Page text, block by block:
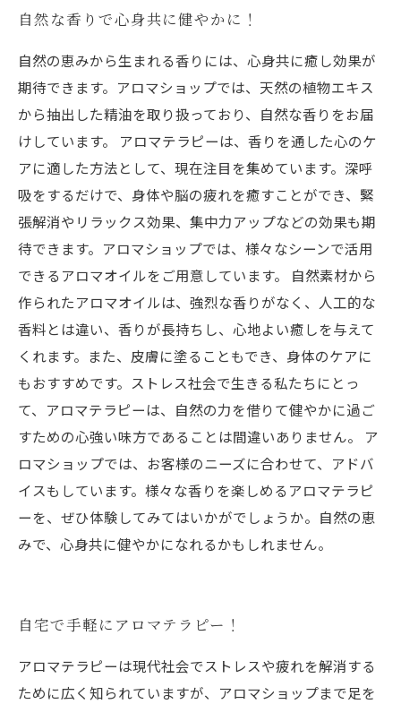
自然な香りで心身共に健やかに！
自然の恵みから生まれる香りには、心身共に癒し効果が
期待できます。アロマショップでは、天然の植物エキス
から抽出した精油を取り扱っており、自然な香りをお届
けしています。 アロマテラピーは、香りを通した心のケ
アに適した方法として、現在注目を集めています。深呼
吸をするだけで、身体や脳の疲れを癒すことができ、緊
張解消やリラックス効果、集中力アップなどの効果も期
待できます。アロマショップでは、様々なシーンで活用
できるアロマオイルをご用意しています。 自然素材から
作られたアロマオイルは、強烈な香りがなく、人工的な
香料とは違い、香りが長持ちし、心地よい癒しを与えて
くれます。また、皮膚に塗ることもでき、身体のケアに
もおすすめです。ストレス社会で生きる私たちにとっ
て、アロマテラピーは、自然の力を借りて健やかに過ご
すための心強い味方であることは間違いありません。 ア
ロマショップでは、お客様のニーズに合わせて、アドバ
イスもしています。様々な香りを楽しめるアロマテラピ
ーを、ぜひ体験してみてはいかがでしょうか。自然の恵
みで、心身共に健やかになれるかもしれません。
自宅で手軽にアロマテラピー！
アロマテラピーは現代社会でストレスや疲れを解消する
ために広く知られていますが、アロマショップまで足を